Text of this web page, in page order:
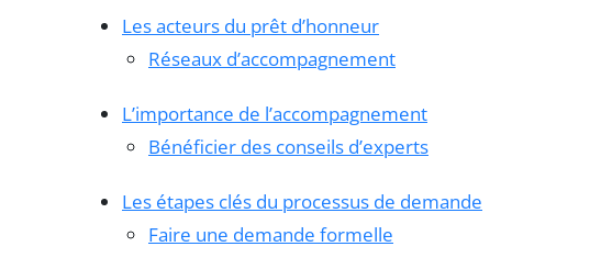
Les acteurs du prêt d’honneur
Réseaux d’accompagnement
L’importance de l’accompagnement
Bénéficier des conseils d’experts
Les étapes clés du processus de demande
Faire une demande formelle